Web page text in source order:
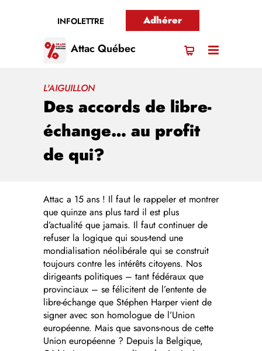
INFOLETTRE Adhérer
Attac Québec
L'AIGUILLON
Des accords de libre-
échange… au profit
de qui?
Attac a 15 ans ! Il faut le rappeler et montrer
que quinze ans plus tard il est plus
d’actualité que jamais. Il faut continuer de
refuser la logique qui sous-tend une
mondialisation néolibérale qui se construit
toujours contre les intérêts citoyens. Nos
dirigeants politiques – tant fédéraux que
provinciaux – se félicitent de l’entente de
libre-échange que Stéphen Harper vient de
signer avec son homologue de l’Union
européenne. Mais que savons-nous de cette
Union européenne ? Depuis la Belgique,